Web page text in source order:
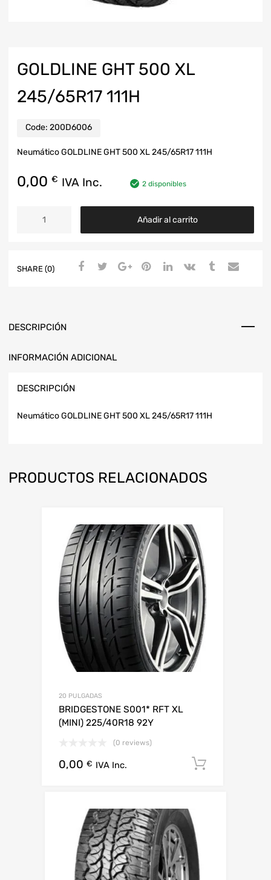
GOLDLINE GHT 500 XL
245/65R17 111H
Code: 200D6006
Neumático GOLDLINE GHT 500 XL 245/65R17 111H
0,00 € IVA Inc. 2 disponibles
Añadir al carrito
SHARE (0)
DESCRIPCIÓN
INFORMACIÓN ADICIONAL
DESCRIPCIÓN
Neumático GOLDLINE GHT 500 XL 245/65R17 111H
PRODUCTOS RELACIONADOS
20 PULGADAS
BRIDGESTONE S001* RFT XL
(MINI) 225/40R18 92Y
(0 reviews)
0,00 € IVA Inc.